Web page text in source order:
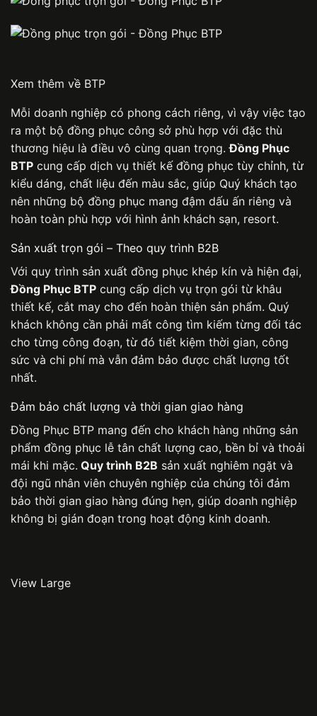
Xem thêm về BTP
Mỗi doanh nghiệp có phong cách riêng, vì vậy việc tạo
ra một bộ đồng phục công sở phù hợp với đặc thù
thương hiệu là điều vô cùng quan trọng.Đồng Phục
BTP cung cấp dịch vụ thiết kế đồng phục tùy chỉnh, từ
kiểu dáng, chất liệu đến màu sắc, giúp Quý khách tạo
nên những bộ đồng phục mang đậm dấu ấn riêng và
hoàn toàn phù hợp với hình ảnh khách sạn, resort.
Sản xuất trọn gói – Theo quy trình B2B
Với quy trình sản xuất đồng phục khép kín và hiện đại,
Đồng Phục BTP cung cấp dịch vụ trọn gói từ khâu
thiết kế, cắt may cho đến hoàn thiện sản phẩm. Quý
khách không cần phải mất công tìm kiếm từng đối tác
cho từng công đoạn, từ đó tiết kiệm thời gian, công
sức và chi phí mà vẫn đảm bảo được chất lượng tốt
nhất.
Đảm bảo chất lượng và thời gian giao hàng
Đồng Phục BTP mang đến cho khách hàng những sản
phẩm đồng phục lễ tân chất lượng cao, bền bỉ và thoải
mái khi mặc. Quy trình B2B sản xuất nghiêm ngặt và
đội ngũ nhân viên chuyên nghiệp của chúng tôi đảm
bảo thời gian giao hàng đúng hẹn, giúp doanh nghiệp
không bị gián đoạn trong hoạt động kinh doanh.
View Large